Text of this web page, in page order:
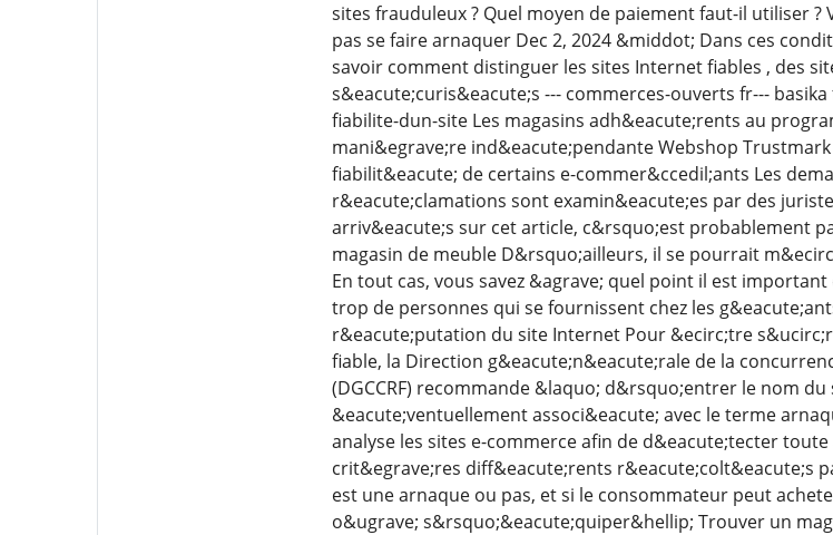
sites frauduleux ? Quel moyen de paiement faut-il utiliser
pas se faire arnaquer Dec 2, 2024 &middot; Dans ces
savoir comment distinguer les sites Internet fiables , des
s&eacute;curis&eacute;s --- commerces-ouverts fr---
fiabilite-dun-site Les magasins adh&eacute;rents au
mani&egrave;re ind&eacute;pendante Webshop
fiabilit&eacute; de certains e-commer&ccedil;ants Les
r&eacute;clamations sont examin&eacute;es par des
arriv&eacute;s sur cet article, c&rsquo;est probablement
magasin de meuble D&rsquo;ailleurs, il se pourrait
En tout cas, vous savez &agrave; quel point il est
trop de personnes qui se fournissent chez les
r&eacute;putation du site Internet Pour &ecirc;tre
fiable, la Direction g&eacute;n&eacute;rale de la
(DGCCRF) recommande &laquo; d&rsquo;entrer le nom
&eacute;ventuellement associ&eacute; avec le terme
analyse les sites e-commerce afin de d&eacute;tecter
crit&egrave;res diff&eacute;rents r&eacute;colt&eacute;s
est une arnaque ou pas, et si le consommateur peut
o&ugrave; s&rsquo;&eacute;quiper&hellip; Trouver un